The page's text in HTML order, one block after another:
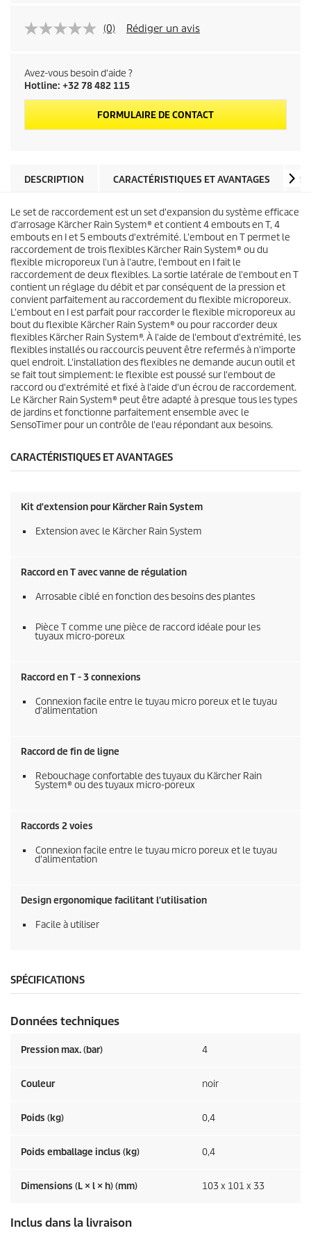
(0) Rédiger un avis
Avez-vous besoin d'aide ?
Hotline: +32 78 482 115
FORMULAIRE DE CONTACT
DESCRIPTION CARACTÉRISTIQUES ET AVANTAGES
Le set de raccordement est un set d'expansion du système efficace
d'arrosage Kärcher Rain System® et contient 4 embouts en T, 4
embouts en I et 5 embouts d'extrémité. L'embout en T permet le
raccordement de trois flexibles Kärcher Rain System® ou du
flexible microporeux l'un à l'autre, l'embout en I fait le
raccordement de deux flexibles. La sortie latérale de l'embout en T
contient un réglage du débit et par conséquent de la pression et
convient parfaitement au raccordement du flexible microporeux.
L'embout en I est parfait pour raccorder le flexible microporeux au
bout du flexible Kärcher Rain System® ou pour raccorder deux
flexibles Kärcher Rain System®. À l'aide de l'embout d'extrémité, les
flexibles installés ou raccourcis peuvent être refermés à n'importe
quel endroit. L'installation des flexibles ne demande aucun outil et
se fait tout simplement: le flexible est poussé sur l'embout de
raccord ou d'extrémité et fixé à l'aide d'un écrou de raccordement.
Le Kärcher Rain System® peut être adapté à presque tous les types
de jardins et fonctionne parfaitement ensemble avec le
SensoTimer pour un contrôle de l'eau répondant aux besoins.
CARACTÉRISTIQUES ET AVANTAGES
Kit d'extension pourKärcher Rain System
Extension avec le Kärcher Rain System
Raccord en T avec vanne de régulation
Arrosable ciblé en fonction des besoins des plantes
Pièce T comme une pièce de raccord idéale pour les
tuyaux micro-poreux
Raccord en T - 3 connexions
Connexion facile entre le tuyau micro poreux et le tuyau
d'alimentation
Raccord de fin de ligne
Rebouchage confortable des tuyaux du Kärcher Rain
System® ou des tuyaux micro-poreux
Raccords 2 voies
Connexion facile entre le tuyau micro poreux et le tuyau
d'alimentation
Design ergonomique facilitant l'utilisation
Facile à utiliser
SPÉCIFICATIONS
Données techniques
Pression max. (bar) 4
Couleur noir
Poids (kg) 0,4
Poids emballage inclus (kg) 0,4
Dimensions (L × l × h) (mm) 103 x 101 x 33
Inclus dans la livraison